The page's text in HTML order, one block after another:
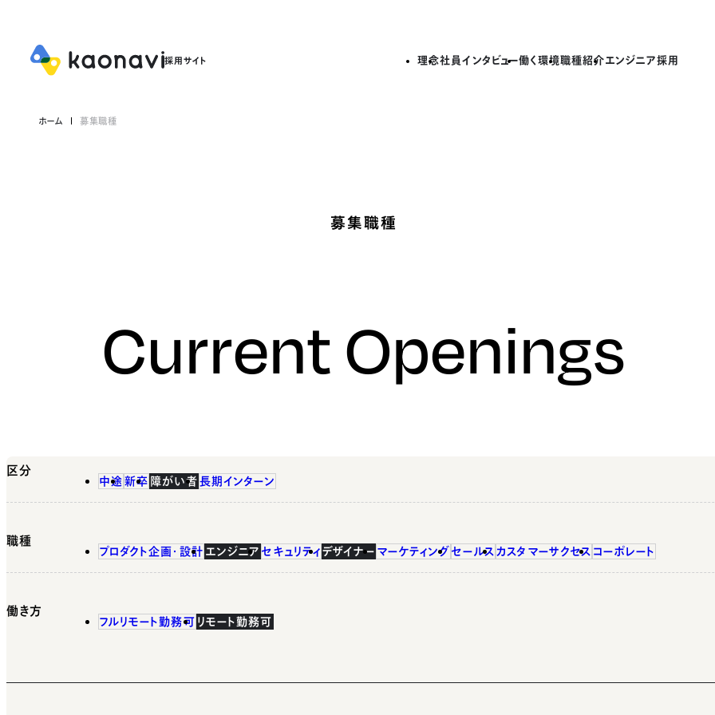
理念社員インタビュー働く環境職種紹介エンジニア採用
ホーム 募集職種
募集職種
Current Openings
区分
中途 新卒 障がい者 長期インターン
職種
プロダクト企画・設計 エンジニア セキュリティ デザイナー マーケティング セールス カスタマーサクセス コーポレート
働き方
フルリモート勤務可 リモート勤務可